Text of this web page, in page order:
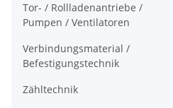
Tor- / Rollladenantriebe /
Pumpen / Ventilatoren
Verbindungsmaterial /
Befestigungstechnik
Zähltechnik